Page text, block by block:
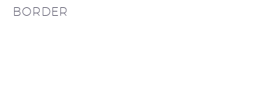
BORDER